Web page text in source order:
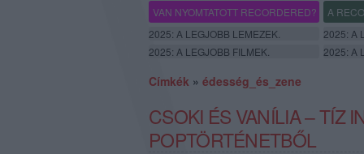
VAN NYOMTATOTT RECORDERED? A
2025: A LEGJOBB LEMEZEK.
2025: A
2025: A LEGJOBB FILMEK.
2025: A
Címkék » édesség_és_zene
CSOKI ÉS VANÍLIA – TÍZ
POPTÖRTÉNETBŐL